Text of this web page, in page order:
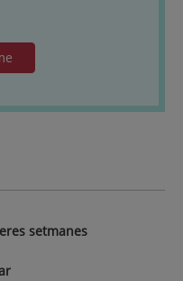
setmanes